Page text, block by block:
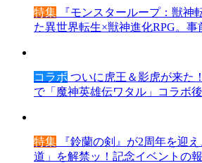
特集 『モンスターループ：獣神
た異世界転生×獣神進化RPG。事
コラボ ついに虎王＆影虎が来た
で「魔神英雄伝ワタル」コラボ
特集 『鈴蘭の剣』が2周年を迎
道」を解禁ッ！記念イベントの